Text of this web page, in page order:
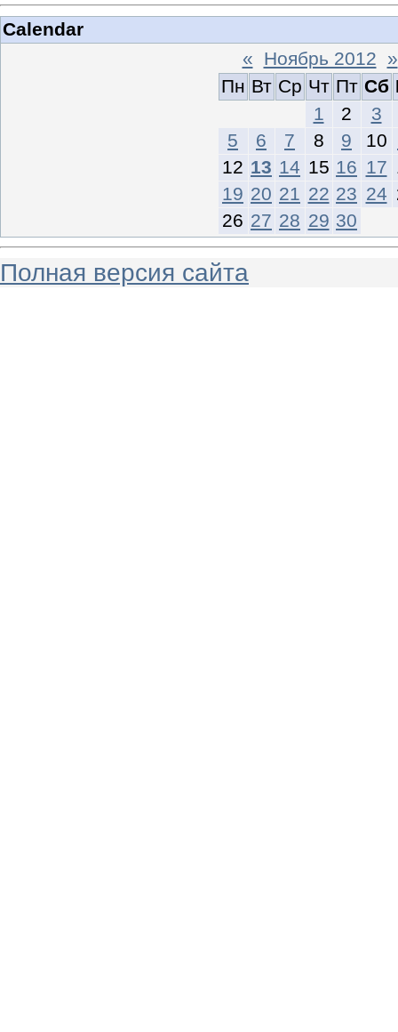
Calendar
« Ноябрь 2012 »
Пн Вт Ср Чт Пт Сб
1
2
3
5
6 7 8 9 10
12 13 14 15 16 17
19 20 21 22 23 24
26 27 28 29 30
Полная версия сайта